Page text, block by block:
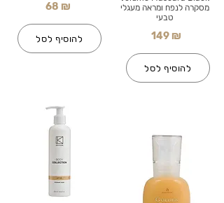
68 ₪
להוסיף לסל
מסקרה לנפח ומראה מעגלי
טבעי
149 ₪
להוסיף לסל